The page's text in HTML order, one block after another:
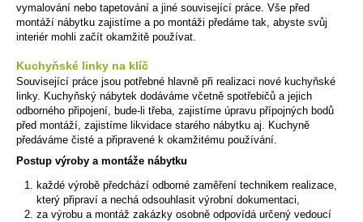
vymalování nebo tapetování a jiné související práce. Vše před
montáží nábytku zajistíme a po montáži předáme tak, abyste svůj
interiér mohli začít okamžitě používat.
Kuchyňské linky na klíč
Související práce jsou potřebné hlavně při realizaci nové kuchyňské
linky. Kuchyňský nábytek dodáváme včetně spotřebičů a jejich
odborného připojení, bude-li třeba, zajistíme úpravu přípojných bodů
před montáží, zajistíme likvidace starého nábytku aj. Kuchyně
předáváme čisté a připravené k okamžitému používání.
Postup výroby a montáže nábytku
každé výrobě předchází odborné zaměření technikem realizace,
který připraví a nechá odsouhlasit výrobní dokumentaci,
za výrobu a montáž zakázky osobně odpovídá určený vedoucí